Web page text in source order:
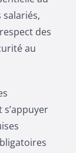
salariés,
des
au